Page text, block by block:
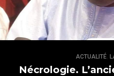
ACTUALITÉ,
Nécrologie.